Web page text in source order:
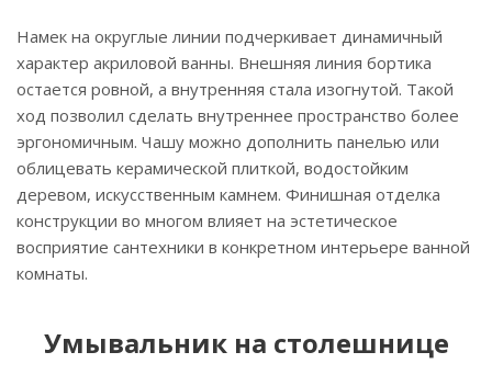
Намек на округлые линии подчеркивает динамичный
характер акриловой ванны. Внешняя линия бортика
остается ровной, а внутренняя стала изогнутой. Такой
ход позволил сделать внутреннее пространство более
эргономичным. Чашу можно дополнить панелью или
облицевать керамической плиткой, водостойким
деревом, искусственным камнем. Финишная отделка
конструкции во многом влияет на эстетическое
восприятие сантехники в конкретном интерьере ванной
комнаты.
Умывальник на столешнице